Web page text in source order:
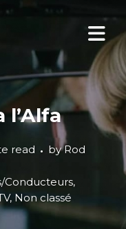
l’Alfa
read byRod
Conducteurs,
, Non classé